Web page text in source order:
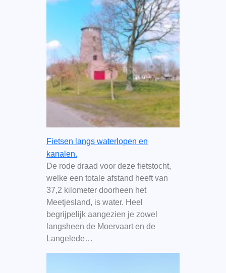
Fietsen langs waterlopen en
kanalen.
De rode draad voor deze fietstocht,
welke een totale afstand heeft van
37,2 kilometer doorheen het
Meetjesland, is water. Heel
begrijpelijk aangezien je zowel
langsheen de Moervaart en de
Langelede…